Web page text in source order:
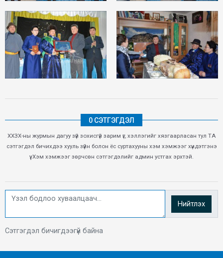
0 СЭТГЭГДЭЛ
ХХЗХ-ны журмын дагуу зүй зохисгүй зарим үг, хэллэгийг хязгаарласан тул ТА
сэтгэгдэл бичихдээ хууль зүйн болон ёс суртахууны хэм хэмжээг хүндэтгэнэ
үү. Хэм хэмжээг зөрчсөн сэтгэгдэлийг админ устгах эрхтэй.
Нийтлэх
Сэтгэгдэл бичигдээгүй байна